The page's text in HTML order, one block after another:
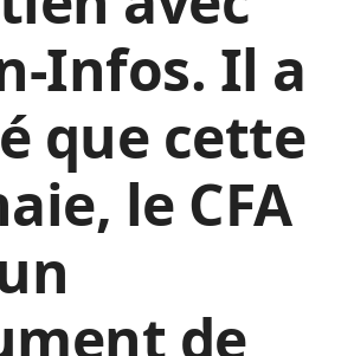
Infos. Il a
que cette
le CFA
de